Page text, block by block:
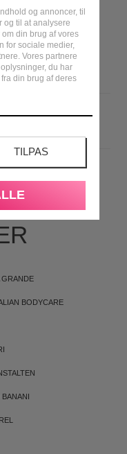
og annoncer, til
og til at analysere
din brug af vores
for sociale medier,
Vores partnere
du har
din brug af deres
TILPAS
GRANDE
BODYCARE